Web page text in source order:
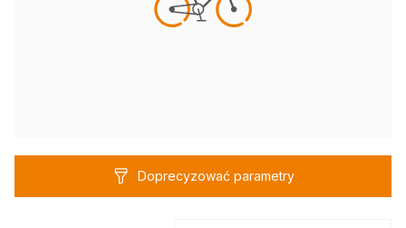
Doprecyzować parametry